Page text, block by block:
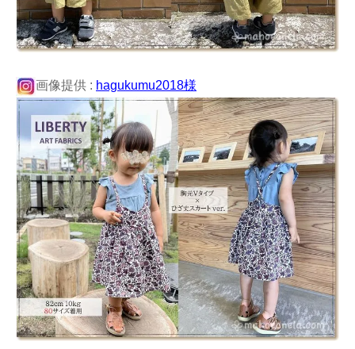
画像提供 : hagukumu2018様